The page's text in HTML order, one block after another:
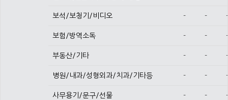
보석/보청기/비디오 - - -
보험/방역소독 - - -
부동산/기타 - - -
병원/내과/성형외과/치과/기타등 - - -
사무용기/문구/선물 - - -